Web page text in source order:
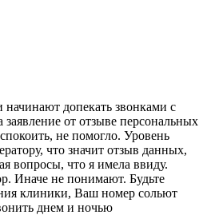
допекать звонками с
от отзыве персональных
не помогло. Уровень
что значит отзыв данных,
вопросы, что я имела ввиду.
Иначе не понимают. Будьте
клиники, Ваш номер сольют
днем и ночью